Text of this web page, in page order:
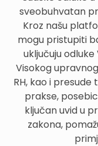
sveobuhvatan
Kroz našu
mogu pristupiti
uključuju
Visokog
RH, kao i presude
prakse,
ključan uvid u
zakona,